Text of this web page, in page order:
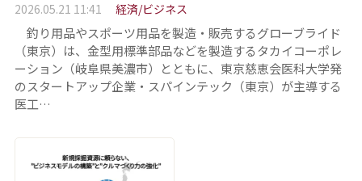
2026.05.21 11:41 経済/ビジネス
釣り用品やスポーツ用品を製造・販売するグローブライド
（東京）は、金型用標準部品などを製造するタカイコーポレ
ーション（岐阜県美濃市）とともに、東京慈恵会医科大学発
のスタートアップ企業・スパインテック（東京）が主導する
医工…